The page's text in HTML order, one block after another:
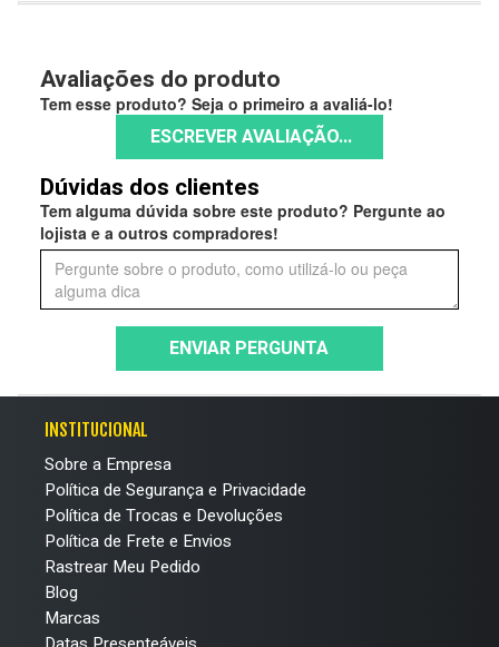
Avaliações do produto
Tem esse produto? Seja o primeiro a avaliá-lo!
ESCREVER AVALIAÇÃO...
Dúvidas dos clientes
Tem alguma dúvida sobre este produto? Pergunte ao
lojista e a outros compradores!
ENVIAR PERGUNTA
INSTITUCIONAL
Sobre a Empresa
Política de Segurança e Privacidade
Política de Trocas e Devoluções
Política de Frete e Envios
Rastrear Meu Pedido
Blog
Marcas